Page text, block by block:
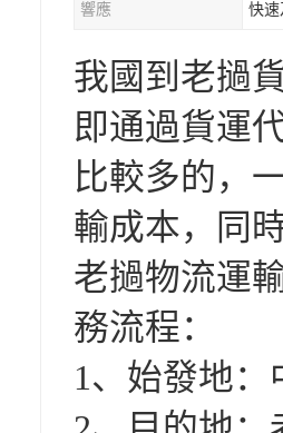
響應 快速
我國到老撾
即通過貨運
比較多的，
輸成本，同
老撾物流運
務流程：
1、始發地：